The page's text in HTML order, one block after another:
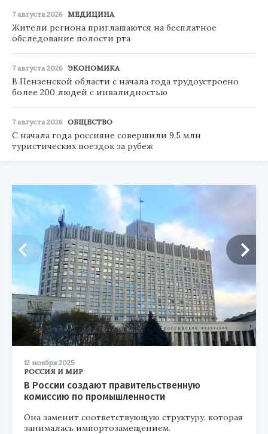
7 августа 2026 МЕДИЦИНА
Жители региона приглашаются на бесплатное
обследование полости рта
7 августа 2026 ЭКОНОМИКА
В Пензенской области с начала года трудоустроено
более 200 людей с инвалидностью
7 августа 2026 ОБЩЕСТВО
С начала года россияне совершили 9,5 млн
туристических поездок за рубеж
12 ноября 2025
РОССИЯ И МИР
В России создают правительственную
комиссию по промышленности
Она заменит соответствующую структуру, которая
занималась импортозамещением.